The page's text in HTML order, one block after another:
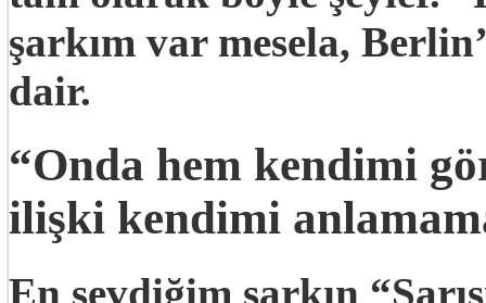
şarkım var mesela,
dair.
“Onda hem kendimi
ilişki kendimi
En sevdiğim şarkın